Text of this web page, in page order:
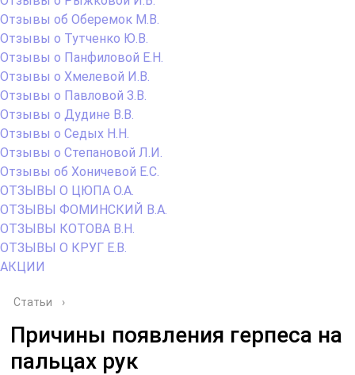
Отзывы об Оберемок М.В.
Отзывы о Тутченко Ю.В.
Отзывы о Панфиловой Е.Н.
Отзывы о Хмелевой И.В.
Отзывы о Павловой З.В.
Отзывы о Дудине В.В.
Отзывы о Седых Н.Н.
Отзывы о Степановой Л.И.
Отзывы об Хоничевой Е.С.
ОТЗЫВЫ О ЦЮПА О.А.
ОТЗЫВЫ ФОМИНСКИЙ В.А.
ОТЗЫВЫ КОТОВА В.Н.
ОТЗЫВЫ О КРУГ Е.В.
АКЦИИ
Статьи ›
Причины появления герпеса на
пальцах рук